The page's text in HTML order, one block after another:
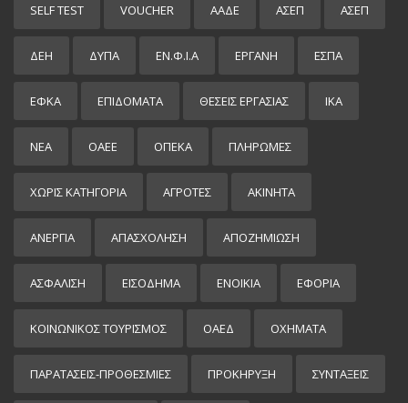
SELF TEST VOUCHER ΑΑΔΕ ΑΣΕΠ ΑΣΕΠ
ΔΕΗ ΔΥΠΑ ΕΝ.Φ.Ι.Α ΕΡΓΑΝΗ ΕΣΠΑ
ΕΦΚΑ ΕΠΙΔΌΜΑΤΑ ΘΕΣΕΙΣ ΕΡΓΑΣΙΑΣ ΙΚΑ
ΝΕΑ ΟΑΕΕ ΟΠΕΚΑ ΠΛΗΡΩΜΕΣ
ΧΩΡΊΣ ΚΑΤΗΓΟΡΊΑ ΑΓΡΟΤΕΣ ΑΚΙΝΗΤΑ
ΑΝΕΡΓΙΑ ΑΠΑΣΧΟΛΗΣΗ ΑΠΟΖΗΜΙΩΣΗ
ΑΣΦΑΛΙΣΗ ΕΙΣΌΔΗΜΑ ΕΝΟΙΚΙΑ ΕΦΟΡΙΑ
ΚΟΙΝΩΝΙΚΟΣ ΤΟΥΡΙΣΜΟΣ ΟΑΕΔ ΟΧΗΜΑΤΑ
ΠΑΡΑΤΑΣΕΙΣ-ΠΡΟΘΕΣΜΙΕΣ ΠΡΟΚΉΡΥΞΗ ΣΥΝΤΑΞΕΙΣ